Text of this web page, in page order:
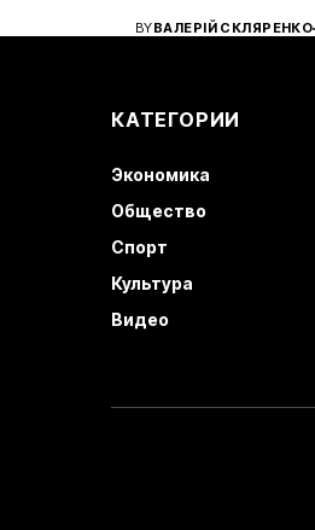
кандидату в...
BYВАЛЕРІЙ СКЛЯРЕНКО
КАТЕГОРИИ
Экономика
Общество
Спорт
Культура
Видео